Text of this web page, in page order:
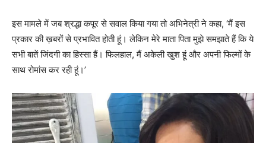
इस मामले में जब श्रद्धा कपूर से सवाल किया गया तो अभिनेत्री ने कहा, ‘मैं इस
प्रकार की ख़बरों से प्रभावित होती हूं। लेकिन मेरे माता पिता मुझे समझाते हैं कि ये
सभी बातें जिंदगी का हिस्सा हैं। फिलहाल, मैं अकेली खुश हूं और अपनी फिल्‍मों के
साथ रोमांस कर रही हूं।’